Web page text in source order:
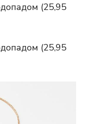
(25,95
(25,95